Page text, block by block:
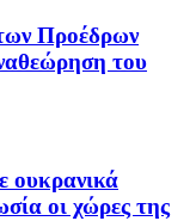
Προέδρων
του
ουκρανικά
οι χώρες της